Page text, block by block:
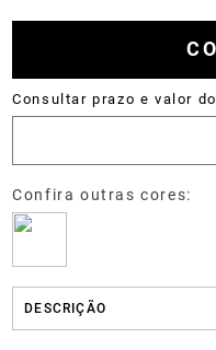
DESCRIÇÃO